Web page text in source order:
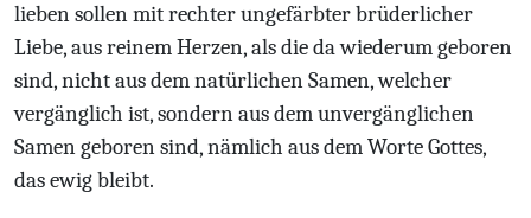
lieben sollen mit rechter ungefärbter brüderlicher
Liebe, aus reinem Herzen, als die da wiederum geboren
sind, nicht aus dem natürlichen Samen, welcher
vergänglich ist, sondern aus dem unvergänglichen
Samen geboren sind, nämlich aus dem Worte Gottes,
das ewig bleibt.